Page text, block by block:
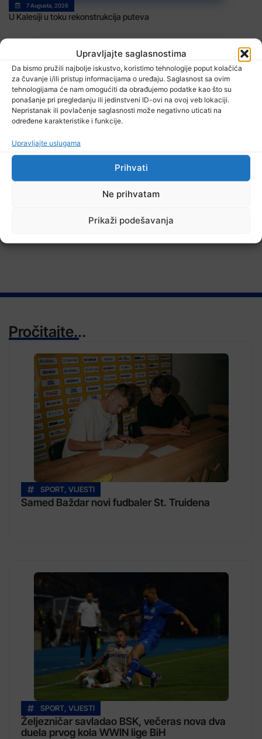
Upravljajte saglasnostima
Da bismo pružili najbolje iskustvo, koristimo tehnologije poput kolačića
za čuvanje i/ili pristup informacijama o uređaju. Saglasnost sa ovim
tehnologijama će nam omogućiti da obrađujemo podatke kao što su
ponašanje pri pregledanju ili jedinstveni ID-ovi na ovoj veb lokaciji.
Nepristanak ili povlačenje saglasnosti može negativno uticati na
određene karakteristike i funkcije.
Upravljajte uslugama
Prihvati
Ne prihvatam
Prikaži podešavanja
7 Augusta, 2026
U Kalesiji u toku rekonstrukcija puteva
Poslodavci dužni zaštiti zdravlje radnika
Pročitajte...
SPORT VIJESTI
Samed Baždar novi fudbaler St. Truidena
SPORT VIJESTI
Željezničar savladao BSK, večeras nova dva
duela prvog kola WWIN lige BiH